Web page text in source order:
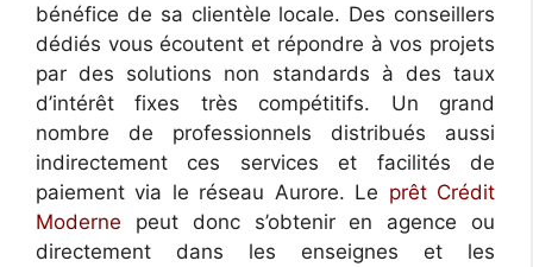
bénéfice de sa clientèle locale. Des conseillers
dédiés vous écoutent et répondre à vos projets
par des solutions non standards à des taux
d’intérêt fixes très compétitifs. Un grand
nombre de professionnels distribués aussi
indirectement ces services et facilités de
paiement via le réseau Aurore. Le prêt Crédit
Moderne peut donc s’obtenir en agence ou
directement dans les enseignes et les